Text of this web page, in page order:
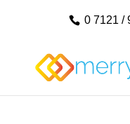
0 7121 /